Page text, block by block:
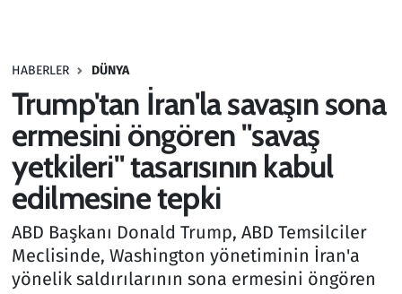
HABERLER DÜNYA
Trump'tan İran'la savaşın sona
ermesini öngören "savaş
yetkileri" tasarısının kabul
edilmesine tepki
ABD Başkanı Donald Trump, ABD Temsilciler
Meclisinde, Washington yönetiminin İran'a
yönelik saldırılarının sona ermesini öngören
Haber
Kültür Sanat
Kurumsal Haberler
Lezzet Durağı
Memur ve Kamu